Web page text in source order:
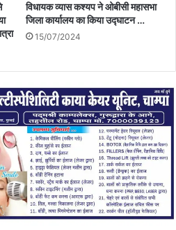
विधायक व्यास कश्यप ने ओबीसी महासभा
जिला कार्यालय का किया उद्घाटन …
15/07/2024